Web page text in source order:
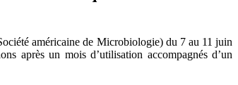
américaine de Microbiologie) du 7 au 11 juin
après un mois d’utilisation accompagnés d’un